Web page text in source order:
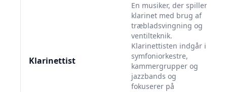
Klarinettist
En musiker, der spiller
klarinet med brug af
træbladsvingning og
ventilteknik.
Klarinettisten indgår i
symfoniorkestre,
kammergrupper og
jazzbands og
fokuserer på